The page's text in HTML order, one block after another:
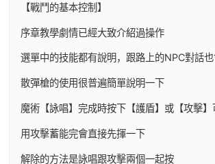
【戰鬥的基本控制】
序章教學劇情已經大致介紹過操作
選單中的技能都有說明，跟路上的NPC對話
散彈槍的使用很普遍簡單說明一下
魔術【詠唱】完成時按下【護盾】或【攻擊】
用攻擊蓄能完會直接先揮一下
解除的方法是詠唱跟攻擊兩個一起按